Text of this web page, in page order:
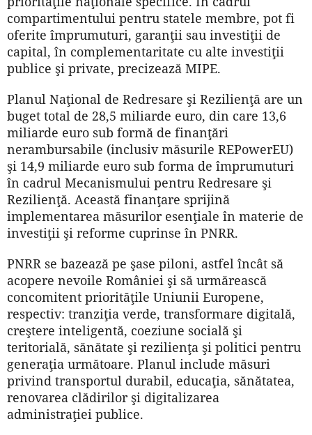
compartimentului pentru statele membre, pot fi
oferite împrumuturi, garanţii sau investiţii de
capital, în complementaritate cu alte investiţii
publice şi private, precizează MIPE.
Planul Naţional de Redresare şi Rezilienţă are un
buget total de 28,5 miliarde euro, din care 13,6
miliarde euro sub formă de finanţări
nerambursabile (inclusiv măsurile REPowerEU)
şi 14,9 miliarde euro sub forma de împrumuturi
în cadrul Mecanismului pentru Redresare şi
Rezilienţă. Această finanţare sprijină
implementarea măsurilor esenţiale în materie de
investiţii şi reforme cuprinse în PNRR.
PNRR se bazează pe şase piloni, astfel încât să
acopere nevoile României şi să urmărească
concomitent priorităţile Uniunii Europene,
respectiv: tranziţia verde, transformare digitală,
creştere inteligentă, coeziune socială şi
teritorială, sănătate şi rezilienţa şi politici pentru
generaţia următoare. Planul include măsuri
privind transportul durabil, educaţia, sănătatea,
renovarea clădirilor şi digitalizarea
administraţiei publice.